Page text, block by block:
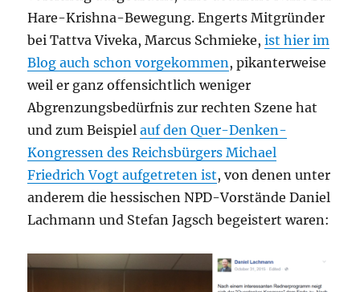
Hare-Krishna-Bewegung. Engerts Mitgründer
bei Tattva Viveka, Marcus Schmieke,ist hier im
Blog auch schon vorgekommen , pikanterweise
weil er ganz offensichtlich weniger
Abgrenzungsbedürfnis zur rechten Szene hat
und zum Beispielauf den Quer-Denken-
Kongressen des Reichsbürgers Michael
Friedrich Vogt aufgetreten ist, von denen unter
anderem die hessischen NPD-Vorstände Daniel
Lachmann und Stefan Jagsch begeistert waren: